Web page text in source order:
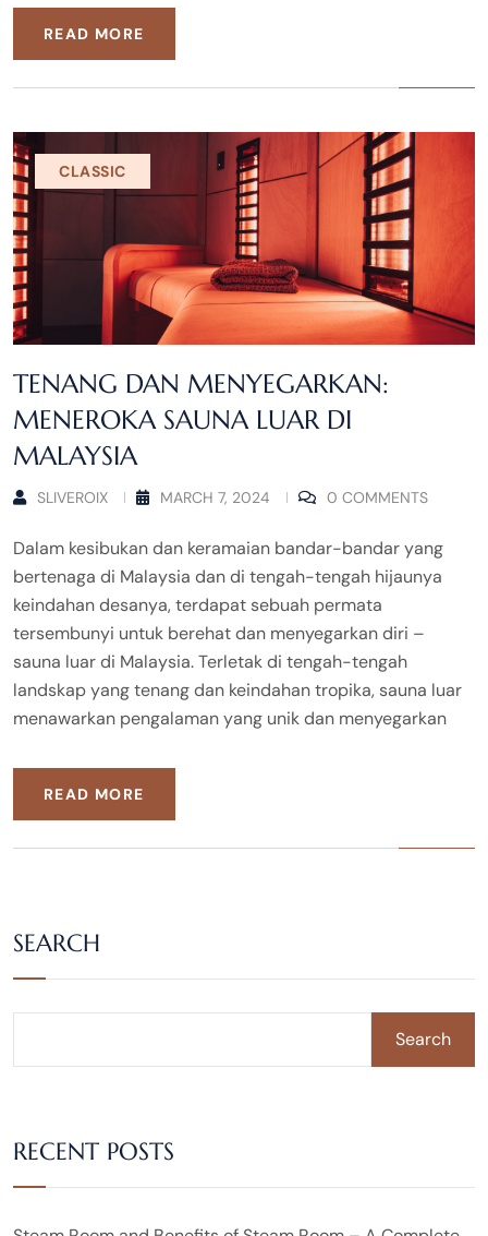
READ MORE
CLASSIC
TENANG DAN MENYEGARKAN:
MENEROKA SAUNA LUAR DI
MALAYSIA
SLIVEROIX MARCH 7, 2024 0 COMMENTS
Dalam kesibukan dan keramaian bandar-bandar yang
bertenaga di Malaysia dan di tengah-tengah hijaunya
keindahan desanya, terdapat sebuah permata
tersembunyi untuk berehat dan menyegarkan diri –
sauna luar di Malaysia. Terletak di tengah-tengah
landskap yang tenang dan keindahan tropika, sauna luar
menawarkan pengalaman yang unik dan menyegarkan
READ MORE
SEARCH
Search
RECENT POSTS